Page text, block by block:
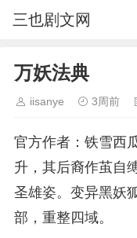
三也剧文网
万妖法典
iisanye 3周前
官方作者：铁雪西
升，其后裔作茧自
圣雄姿。变异黑妖
部，重整四域。